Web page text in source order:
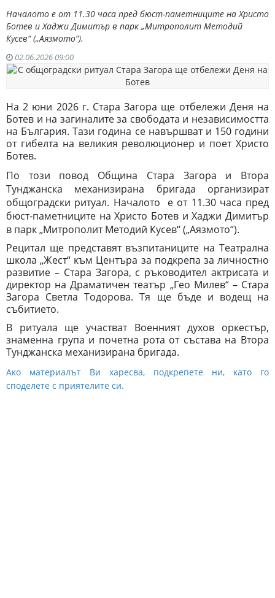
Началото е от 11.30 часа пред бюст-паметниците на Христо
Ботев и Хаджи Димитър в парк „Митрополит Методий
Кусев“ („Аязмото“).
02.06.2026 09:00
На 2 юни 2026 г. Стара Загора ще отбележи Деня на
Ботев и на загиналите за свободата и независимостта
на България. Тази година се навършват и 150 години
от гибелта на великия революционер и поет Христо
Ботев.
По този повод Община Стара Загора и Втора
Тунджанска механизирана бригада организират
общоградски ритуал. Началото е от 11.30 часа пред
бюст-паметниците на Христо Ботев и Хаджи Димитър
в парк „Митрополит Методий Кусев“ („Аязмото“).
Рецитал ще представят възпитаниците на Театрална
школа „Жест“ към Центъра за подкрепа за личностно
развитие – Стара Загора, с ръководител актрисата и
директор на Драматичен театър „Гео Милев“ – Стара
Загора Светла Тодорова. Тя ще бъде и водещ на
събитието.
В ритуала ще участват Военният духов оркестър,
знаменна група и почетна рота от състава на Втора
Тунджанска механизирана бригада.
Ако материалът Ви харесва, подкрепете ни, като го
споделете с приятелите си.